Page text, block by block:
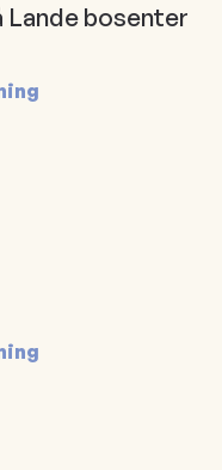
Lande bosenter